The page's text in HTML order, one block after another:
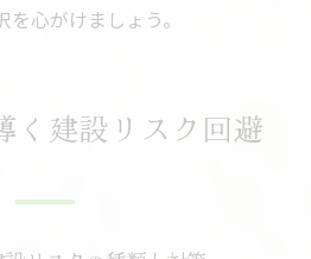
心がけましょう。
く建設リスク回避